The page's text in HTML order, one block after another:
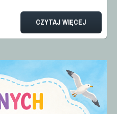
CZYTAJ WIĘCEJ